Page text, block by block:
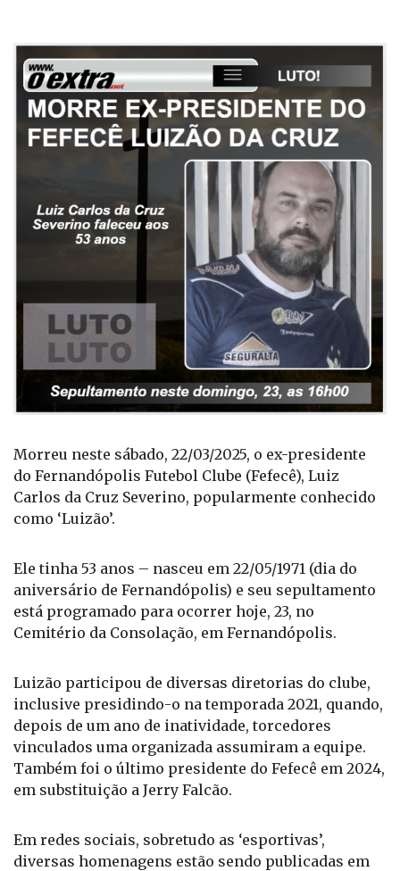
Morreu neste sábado, 22/03/2025, o ex-presidente
do Fernandópolis Futebol Clube (Fefecê), Luiz
Carlos da Cruz Severino, popularmente conhecido
como ‘Luizão’.
Ele tinha 53 anos – nasceu em 22/05/1971 (dia do
aniversário de Fernandópolis) e seu sepultamento
está programado para ocorrer hoje, 23, no
Cemitério da Consolação, em Fernandópolis.
Luizão participou de diversas diretorias do clube,
inclusive presidindo-o na temporada 2021, quando,
depois de um ano de inatividade, torcedores
vinculados uma organizada assumiram a equipe.
Também foi o último presidente do Fefecê em 2024,
em substituição a Jerry Falcão.
Em redes sociais, sobretudo as ‘esportivas’,
diversas homenagens estão sendo publicadas em